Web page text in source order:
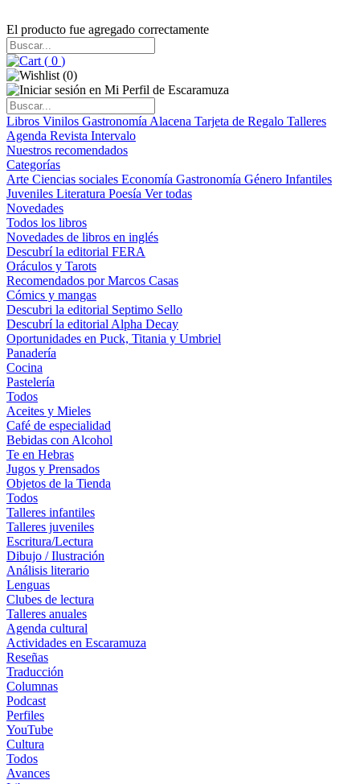
El producto fue agregado correctamente
( 0 )
(0)
Libros Vinilos Gastronomía Alacena Tarjeta de Regalo Talleres
Agenda Revista Intervalo
Nuestros recomendados
Categorías
Arte Ciencias sociales Economía Gastronomía Género Infantiles
Juveniles Literatura Poesía Ver todas
Novedades
Todos los libros
Novedades de libros en inglés
Descubrí la editorial FERA
Oráculos y Tarots
Recomendados por Marcos Casas
Cómics y mangas
Descubri la editorial Septimo Sello
Descubrí la editorial Alpha Decay
Oportunidades en Puck, Titania y Umbriel
Panadería
Cocina
Pastelería
Todos
Aceites y Mieles
Café de especialidad
Bebidas con Alcohol
Te en Hebras
Jugos y Prensados
Objetos de la Tienda
Todos
Talleres infantiles
Talleres juveniles
Escritura/Lectura
Dibujo / Ilustración
Análisis literario
Lenguas
Clubes de lectura
Talleres anuales
Agenda cultural
Actividades en Escaramuza
Reseñas
Traducción
Columnas
Podcast
Perfiles
YouTube
Cultura
Todos
Avances